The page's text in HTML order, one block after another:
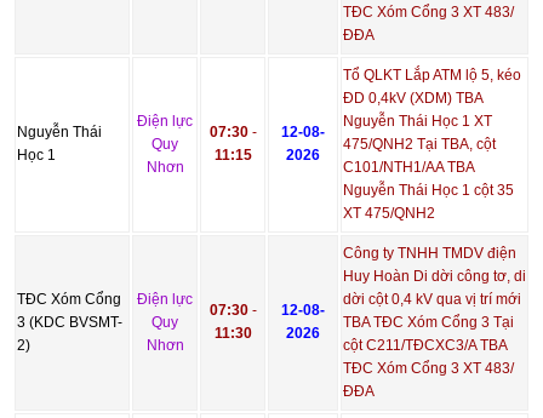
TĐC Xóm Cổng 3 XT 483/
ĐĐA
Nguyễn Thái
Học 1
Điện lực
Quy
Nhơn
07:30-
11:15
12-08-
2026
Tổ QLKT Lắp ATM lộ 5, kéo
ĐD 0,4kV (XDM) TBA
Nguyễn Thái Học 1 XT
475/QNH2 Tại TBA, cột
C101/NTH1/AA TBA
Nguyễn Thái Học 1 cột 35
XT 475/QNH2
TĐC Xóm Cổng
3 (KDC BVSMT-
2)
Điện lực
Quy
Nhơn
07:30-
11:30
12-08-
2026
Công ty TNHH TMDV điện
Huy Hoàn Di dời công tơ, di
dời cột 0,4 kV qua vị trí mới
TBA TĐC Xóm Cổng 3 Tại
cột C211/TĐCXC3/A TBA
TĐC Xóm Cổng 3 XT 483/
ĐĐA